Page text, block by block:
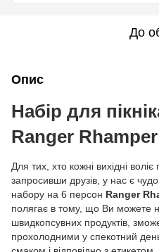
До
Опис
Набір для
Ranger
Для тих, хто кожні вихідні
запросивши друзів, у нас є
набору на 6 персон Ranger
полягає в тому, що Ви можете
швидкопсувних продуктів,
прохолодними у спекотний